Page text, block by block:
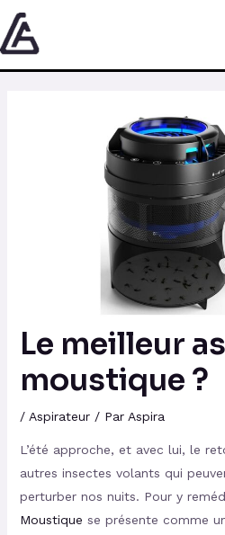
Aller
au
contenu
Le meilleur
moustique ?
/ Aspirateur/ Par Aspira
L’été approche, et avec lui, le
autres insectes volants qui
perturber nos nuits. Pour y
Moustique se présente comme